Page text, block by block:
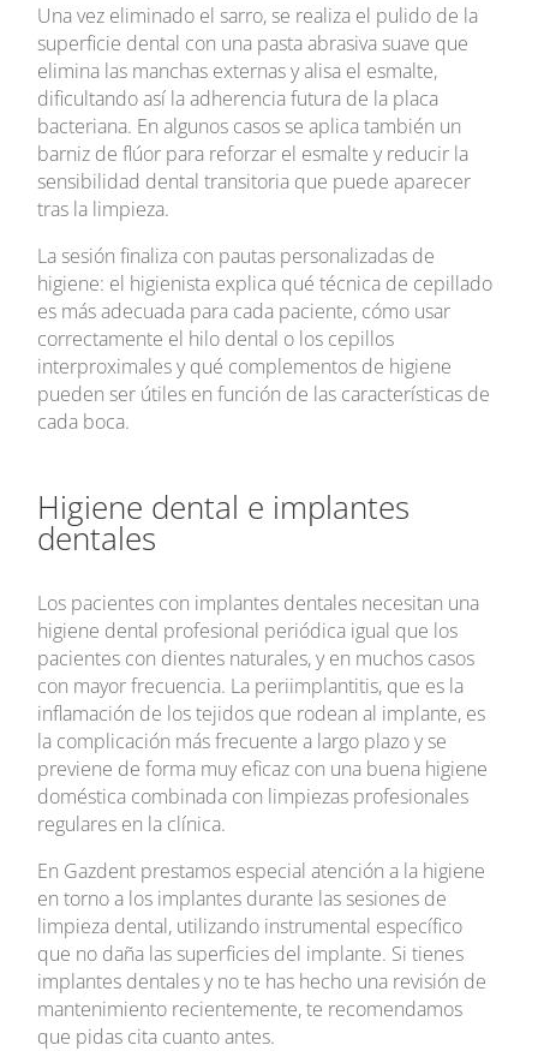
Una vez eliminado el sarro, se realiza el pulido de la
superficie dental con una pasta abrasiva suave que
elimina las manchas externas y alisa el esmalte,
dificultando así la adherencia futura de la placa
bacteriana. En algunos casos se aplica también un
barniz de flúor para reforzar el esmalte y reducir la
sensibilidad dental transitoria que puede aparecer
tras la limpieza.
La sesión finaliza con pautas personalizadas de
higiene: el higienista explica qué técnica de cepillado
es más adecuada para cada paciente, cómo usar
correctamente el hilo dental o los cepillos
interproximales y qué complementos de higiene
pueden ser útiles en función de las características de
cada boca.
Higiene dental e implantes
dentales
Los pacientes con implantes dentales necesitan una
higiene dental profesional periódica igual que los
pacientes con dientes naturales, y en muchos casos
con mayor frecuencia. La periimplantitis, que es la
inflamación de los tejidos que rodean al implante, es
la complicación más frecuente a largo plazo y se
previene de forma muy eficaz con una buena higiene
doméstica combinada con limpiezas profesionales
regulares en la clínica.
En Gazdent prestamos especial atención a la higiene
en torno a los implantes durante las sesiones de
limpieza dental, utilizando instrumental específico
que no daña las superficies del implante. Si tienes
implantes dentales y no te has hecho una revisión de
mantenimiento recientemente, te recomendamos
que pidas cita cuanto antes.